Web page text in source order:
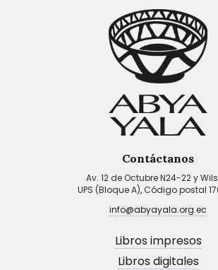
Contáctanos
Av. 12 de Octubre N24-22 y
UPS (Bloque A), Código postal
info@abyayala.org.ec
Libros impresos
Libros digitales